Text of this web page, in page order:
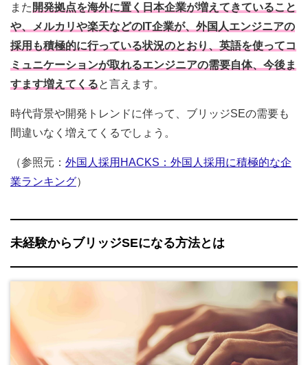
また 開発拠点を海外に置く日本企業が増えてきていること
や、メルカリや楽天などのIT企業が、外国人エンジニアの
採用も積極的に行っている状況のとおり、英語を使ってコ
ミュニケーションが取れるエンジニアの需要自体、今後ま
すます増えてくると言えます。
時代背景や開発トレンドに伴って、ブリッジSEの需要も
間違いなく増えてくるでしょう。
（参照元： 外国人採用HACKS：外国人採用に積極的な企
業ランキング）
未経験からブリッジSEになる方法とは